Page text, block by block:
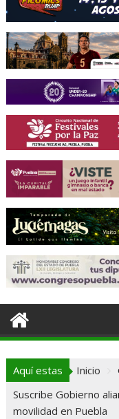
Aquí estas Inicio
Suscribe Gobierno
movilidad en Puebla